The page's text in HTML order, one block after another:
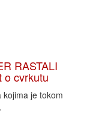
RASTALI
o cvrkutu
kojima je tokom